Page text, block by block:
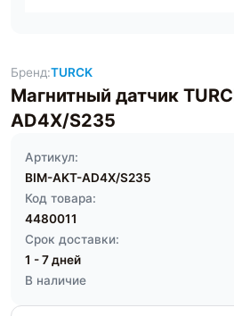
Бренд:TURCK
Магнитный датчик
AD4X/S235
Артикул:
BIM-AKT-AD4X/S235
Код товара:
4480011
Срок доставки:
1 - 7 дней
В наличие